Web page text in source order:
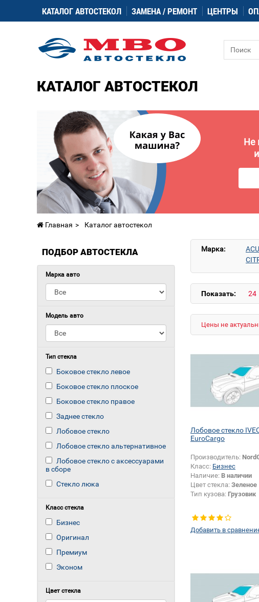
КАТАЛОГ АВТОСТЕКОЛ ЗАМЕНА / РЕМОНТ ЦЕНТРЫ
КАТАЛОГ АВТОСТЕКОЛ
Не
Главная Каталог автостекол
ПОДБОР АВТОСТЕКЛА
Марка авто
Модель авто
Тип стекла
Боковое стекло левое
Боковое стекло плоское
Боковое стекло правое
Заднее стекло
Лобовое стекло
Лобовое стекло альтернативное
Лобовое стекло с аксессуарами
в сборе
Стекло люка
Класс стекла
Бизнес
Оригинал
Премиум
Эконом
Цвет стекла
Марка:
Показать:
Цены не
Лобовое стекло
EuroCargo
Производитель:
Класс: Бизнес
Наличие: В наличии
Цвет стекла: Зеленое
Тип кузова: Грузовик
Добавить в